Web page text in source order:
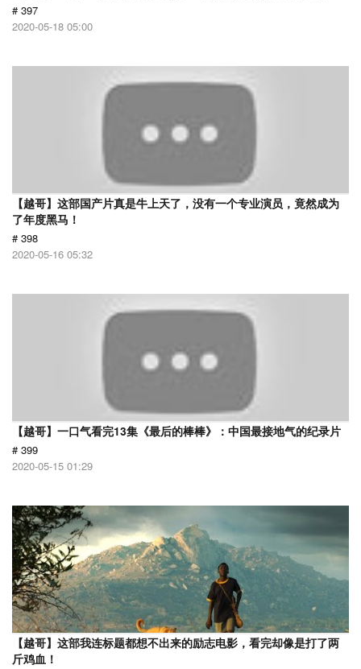
# 397
2020-05-18 05:00
【越哥】这部国产片真是牛上天了，没有一个专业演员，竟然成为
了年度黑马！
# 398
2020-05-16 05:32
【越哥】一口气看完13集《最后的棒棒》：中国最接地气的纪录片
# 399
2020-05-15 01:29
【越哥】这部我连标题都想不出来的励志电影，看完却像是打了两
斤鸡血！